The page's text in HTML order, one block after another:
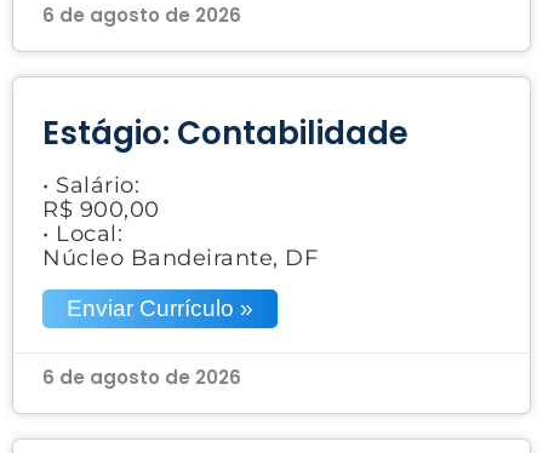
6 de agosto de 2026
Estágio: Contabilidade
• Salário:
R$ 900,00
• Local:
Núcleo Bandeirante, DF
Enviar Currículo »
6 de agosto de 2026